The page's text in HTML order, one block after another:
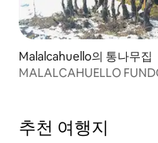
Malalcahuello의 통나무집
MALALCAHUELLO
추천 여행지